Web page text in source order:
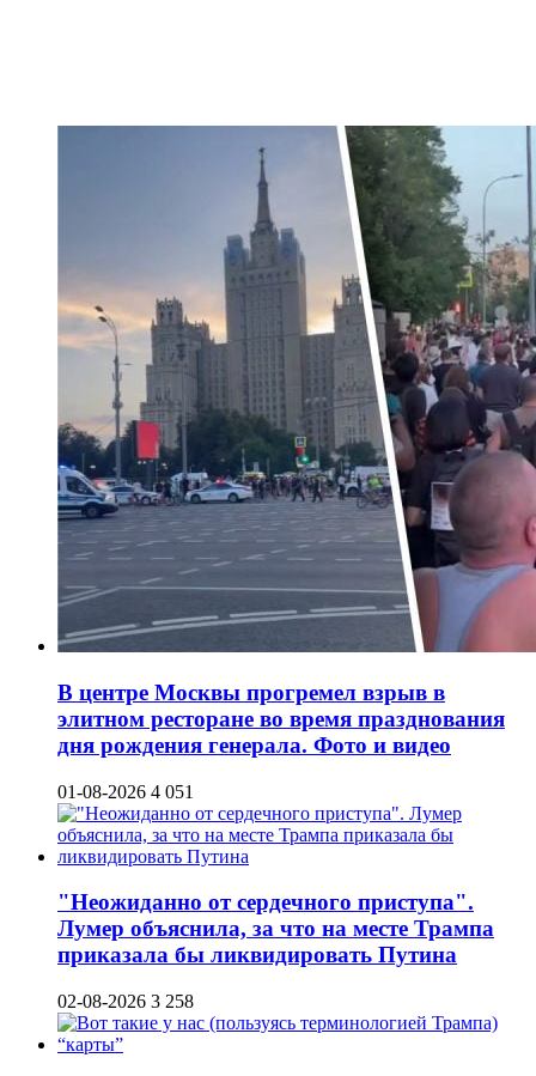
В центре Москвы прогремел взрыв в
элитном ресторане во время празднования
дня рождения генерала. Фото и видео
01-08-2026 4 051
"Неожиданно от сердечного приступа".
Лумер объяснила, за что на месте Трампа
приказала бы ликвидировать Путина
02-08-2026 3 258